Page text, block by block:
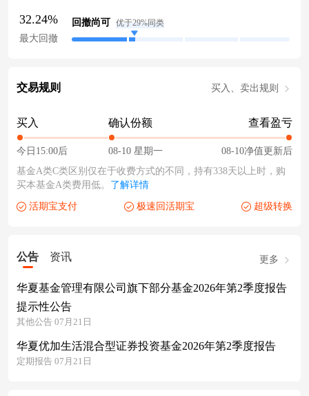
32.24%
最大回撤
回撤尚可 优于29%同类
交易规则 买入、卖出规则
买入
今日15:00后
确认份额
08-10 星期一
查看盈亏
08-10净值更新后
基金A类C类区别仅在于收费方式的不同，持有338天以上时，购
买本基金A类费用低。 了解详情
活期宝支付 极速回活期宝 超级转换
公告 资讯 更多
华夏基金管理有限公司旗下部分基金2026年第2季度报告
提示性公告
其他公告 07月21日
华夏优加生活混合型证券投资基金2026年第2季度报告
定期报告 07月21日